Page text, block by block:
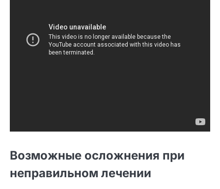
Возможные осложнения при
неправильном лечении